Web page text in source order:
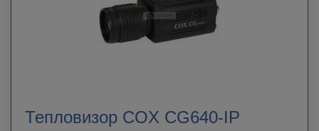
Тепловизор COX CG640-IP